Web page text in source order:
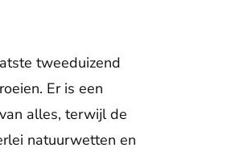
tweeduizend
Er is een
alles, terwijl de
natuurwetten en